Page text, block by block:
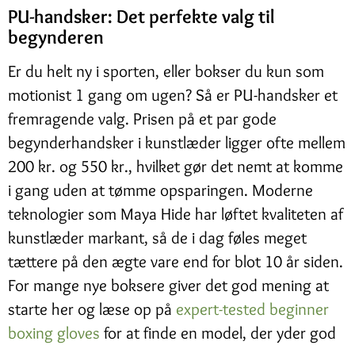
PU-handsker: Det perfekte valg til
begynderen
Er du helt ny i sporten, eller bokser du kun som
motionist 1 gang om ugen? Så er PU-handsker et
fremragende valg. Prisen på et par gode
begynderhandsker i kunstlæder ligger ofte mellem
200 kr. og 550 kr., hvilket gør det nemt at komme
i gang uden at tømme opsparingen. Moderne
teknologier som Maya Hide har løftet kvaliteten af
kunstlæder markant, så de i dag føles meget
tættere på den ægte vare end for blot 10 år siden.
For mange nye boksere giver det god mening at
starte her og læse op på expert-tested beginner
boxing gloves for at finde en model, der yder god